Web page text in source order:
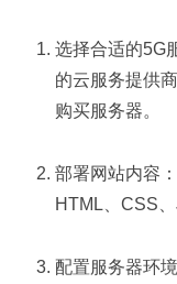
选择合适的5G
的云服务提供
购买服务器。
部署网站内容
HTML、CSS
配置服务器环